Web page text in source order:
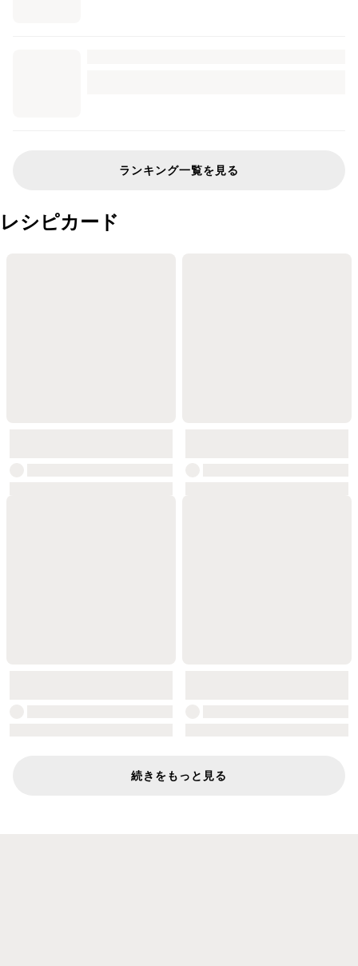
ランキング一覧を見る
レシピカード
続きをもっと見る